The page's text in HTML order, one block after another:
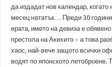
да издадат нов календар, когато
месец нататък… Преди 30
ерата, името на девиза е
престола на Акихито – а това
хаос, най-вече защото всички
водят по японското летоброене.